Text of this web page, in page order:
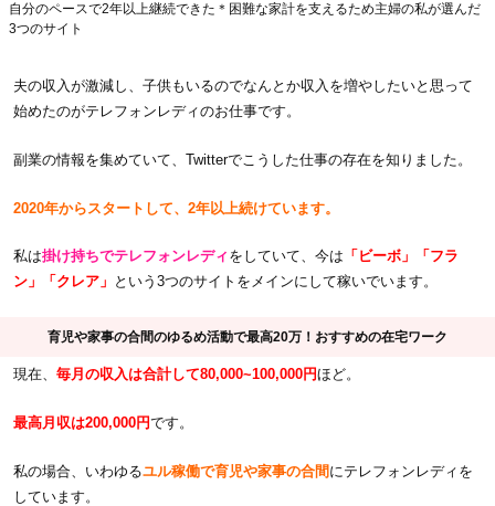
自分のペースで2年以上継続できた＊困難な家計を支えるため主婦の私が選んだ
3つのサイト
夫の収入が激減し、子供もいるのでなんとか収入を増やしたいと思って
始めたのがテレフォンレディのお仕事です。
副業の情報を集めていて、Twitterでこうした仕事の存在を知りました。
2020年からスタートして、2年以上続けています。
私は掛け持ちでテレフォンレディ をしていて、今は 「ビーボ」「フラ
ン」「クレア」 という3つのサイトをメインにして稼いでいます。
育児や家事の合間のゆるめ活動で最高20万！おすすめの在宅ワーク
現在、 毎月の収入は合計して80,000~100,000円ほど。
最高月収は200,000円です。
私の場合、いわゆるユル稼働で育児や家事の合間 にテレフォンレディを
しています。